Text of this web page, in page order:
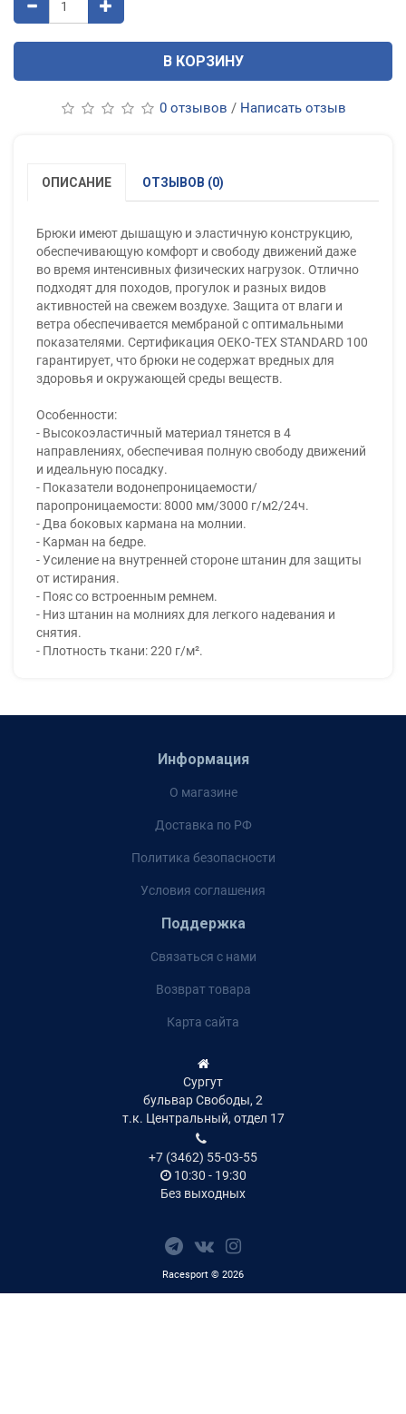
В КОРЗИНУ
0 отзывов / Написать отзыв
ОПИСАНИЕ ОТЗЫВОВ (0)
Брюки имеют дышащую и эластичную конструкцию,
обеспечивающую комфорт и свободу движений даже
во время интенсивных физических нагрузок. Отлично
подходят для походов, прогулок и разных видов
активностей на свежем воздухе. Защита от влаги и
ветра обеспечивается мембраной c оптимальными
показателями. Сертификация OEKO-TEX STANDARD 100
гарантирует, что брюки не содержат вредных для
здоровья и окружающей среды веществ.
Особенности:
- Высокоэластичный материал тянется в 4
направлениях, обеспечивая полную свободу движений
и идеальную посадку.
- Показатели водонепроницаемости/
паропроницаемости: 8000 мм/3000 г/м2/24ч.
- Два боковых кармана на молнии.
- Карман на бедре.
- Усиление на внутренней стороне штанин для защиты
от истирания.
- Пояс со встроенным ремнем.
- Низ штанин на молниях для легкого надевания и
снятия.
- Плотность ткани: 220 г/м².
Информация
О магазине
Доставка по РФ
Политика безопасности
Условия соглашения
Поддержка
Связаться с нами
Возврат товара
Карта сайта
Сургут
бульвар Свободы, 2
т.к. Центральный, отдел 17
+7 (3462) 55-03-55
10:30 - 19:30
Без выходных
Racesport © 2026